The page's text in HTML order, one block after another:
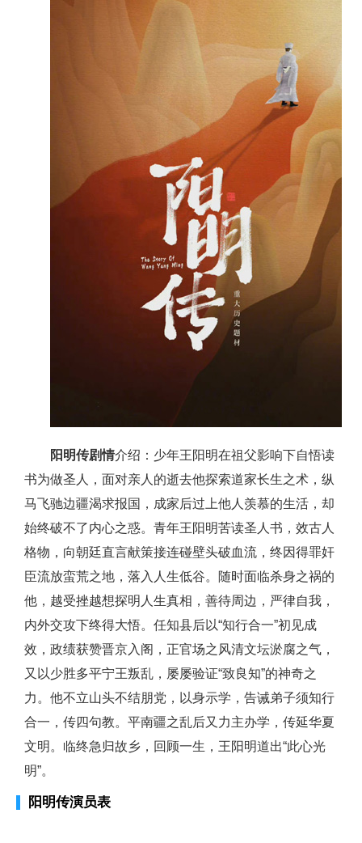
阳明传剧情介绍：少年王阳明在祖父影响下自悟读
书为做圣人，面对亲人的逝去他探索道家长生之术，纵
马飞驰边疆渴求报国，成家后过上他人羡慕的生活，却
始终破不了内心之惑。青年王阳明苦读圣人书，效古人
格物，向朝廷直言献策接连碰壁头破血流，终因得罪奸
臣流放蛮荒之地，落入人生低谷。随时面临杀身之祸的
他，越受挫越想探明人生真相，善待周边，严律自我，
内外交攻下终得大悟。任知县后以“知行合一”初见成
效，政绩获赞晋京入阁，正官场之风清文坛淤腐之气，
又以少胜多平宁王叛乱，屡屡验证“致良知”的神奇之
力。他不立山头不结朋党，以身示学，告诫弟子须知行
合一，传四句教。平南疆之乱后又力主办学，传延华夏
文明。临终急归故乡，回顾一生，王阳明道出“此心光
明”。
阳明传演员表